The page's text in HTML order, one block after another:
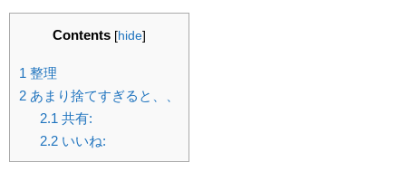
Contents [hide]
1 整理
2 あまり捨てすぎると、、
2.1 共有:
2.2いいね: